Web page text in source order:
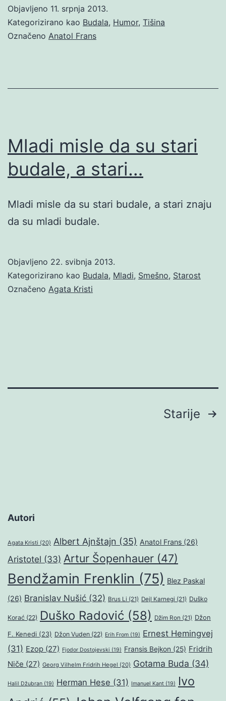
Objavljeno 11. srpnja 2013.
Kategorizirano kao Budala, Humor, Tišina
Označeno Anatol Frans
Mladi misle da su stari
budale, a stari…
Mladi misle da su stari budale, a stari znaju
da su mladi budale.
Objavljeno 22. svibnja 2013.
Kategorizirano kao Budala, Mladi, Smešno, Starost
Označeno Agata Kristi
Starije
Autori
Agata Kristi (20) Albert Ajnštajn (35) Anatol Frans (26)
Aristotel (33) Artur Šopenhauer (47)
Bendžamin Frenklin (75) Blez Paskal
(26) Branislav Nušić (32) Brus Li (21) Dejl Karnegi (21) Duško
Korać (22) Duško Radović (58) Džim Ron (21) Džon
F. Kenedi (23) Džon Vuden (22) Erih From (19) Ernest Hemingvej
(31) Ezop (27) Fjodor Dostojevski (19) Fransis Bejkon (25) Fridrih
Niče (27) Georg Vilhelm Fridrih Hegel (20) Gotama Buda (34)
Halil Džubran (19) Herman Hese (31) Imanuel Kant (19)
Ivo